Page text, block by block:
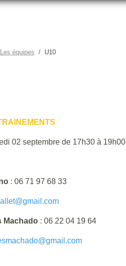
Les équipes U10
02 septembre de 17h30 à 19h00
: 06 71 97 68 33
Machado : 06 22 04 19 64